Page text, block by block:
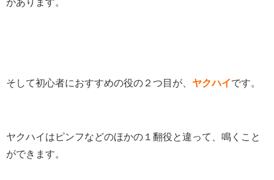
があります。
そして初心者におすすめの役の２つ目が、 ヤクハイです。
ヤクハイはピンフなどのほかの１翻役と違って、鳴くこと
ができます。